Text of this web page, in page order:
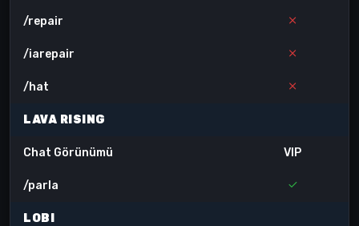
/repair
/iarepair
/hat
LAVA RISING
Chat Görünümü VIP
/parla
LOBI